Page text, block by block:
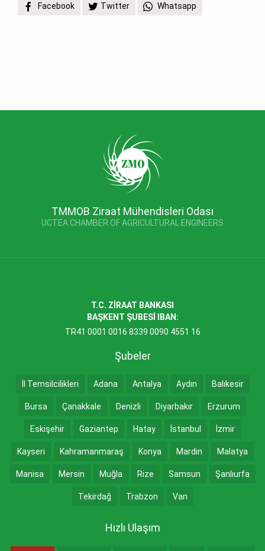
Facebook
Twitter Whatsapp
TMMOB Ziraat Mühendisleri Odası
UCTEA CHAMBER OF AGRICULTURAL ENGINEERS
T.C. ZİRAAT BANKASI
BAŞKENT ŞUBESİ IBAN:
TR41 0001 0016 8339 0090 4551 16
Şubeler
İl Temsilcilikleri Adana Antalya Aydın Balıkesir
Bursa Çanakkale Denizli Diyarbakır Erzurum
Eskişehir Gaziantep Hatay İstanbul İzmir
Kayseri Kahramanmaraş Konya Mardin Malatya
Manisa Mersin Muğla Rize Samsun Şanlıurfa
Tekirdağ Trabzon Van
Hızlı Ulaşım